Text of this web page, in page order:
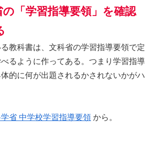
「学習指導要領」を確認
教科書は、文科省の学習指導要領で定
るように作ってある。つまり学習指導
的に何が出題されるかされないかがハ
省 中学校学習指導要領 から。